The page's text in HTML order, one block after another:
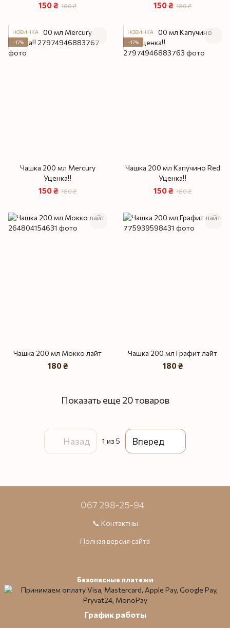
150 ₴ 180 ₴ 150 ₴ 180 ₴
НОВИНКА
−17%
Чашка 200 мл Mercury
Уценка‼️
150 ₴ 180 ₴
НОВИНКА
−17%
Чашка 200 мл Капучино Red
Уценка‼️
150 ₴ 180 ₴
Чашка 200 мл Мокко лайт
180 ₴
Чашка 200 мл Графит лайт
180 ₴
Показать еще 20 товаров
Назад 1 из 5 Вперед
067 298-25-94
📞 Контактны
Полная версия сайта
Безопасные платежи
График работы